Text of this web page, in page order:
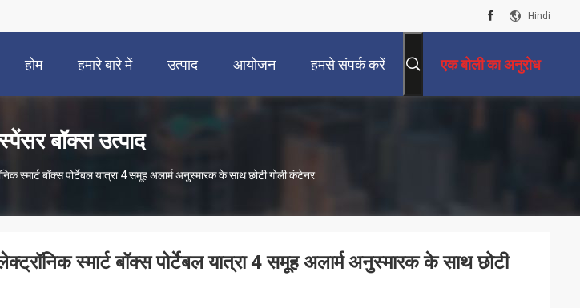
Hindi
होम हमारे बारे में उत्पाद आयोजन हमसे संपर्क करें एक बोली का अनुरोध
बॉक्स उत्पाद
स्मार्ट बॉक्स पोर्टेबल यात्रा 4 समूह अलार्म अनुस्मारक के साथ छोटी गोली कंटेनर
स्मार्ट बॉक्स पोर्टेबल यात्रा 4 समूह अलार्म अनुस्मारक के साथ छोटी